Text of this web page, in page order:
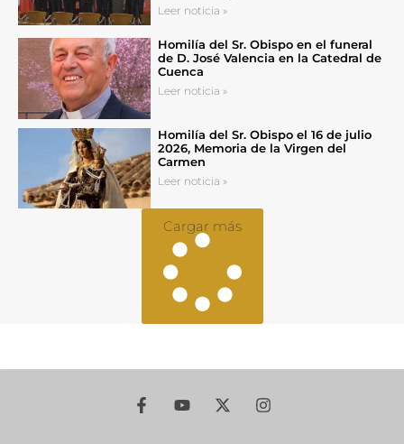
Leer noticia »
Homilía del Sr. Obispo en el funeral
de D. José Valencia en la Catedral de
Cuenca
Leer noticia »
Homilía del Sr. Obispo el 16 de julio
2026, Memoria de la Virgen del
Carmen
Leer noticia »
Cargar más